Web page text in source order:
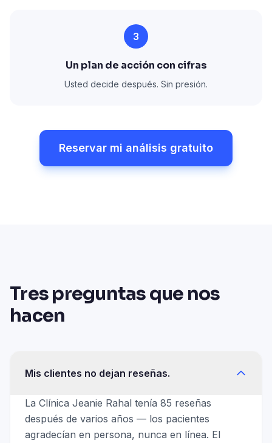
3
Un plan de acción con cifras
Usted decide después. Sin presión.
Reservar mi análisis gratuito
Tres preguntas que nos
hacen
Mis clientes no dejan reseñas.
La Clínica Jeanie Rahal tenía 85 reseñas
después de varios años — los pacientes
agradecían en persona, nunca en línea. El